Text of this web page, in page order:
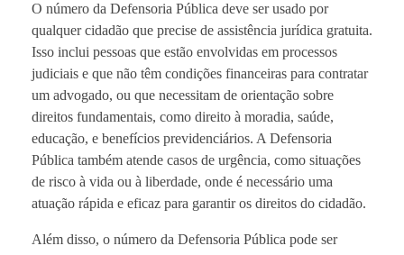
O número da Defensoria Pública deve ser usado por
qualquer cidadão que precise de assistência jurídica gratuita.
Isso inclui pessoas que estão envolvidas em processos
judiciais e que não têm condições financeiras para contratar
um advogado, ou que necessitam de orientação sobre
direitos fundamentais, como direito à moradia, saúde,
educação, e benefícios previdenciários. A Defensoria
Pública também atende casos de urgência, como situações
de risco à vida ou à liberdade, onde é necessário uma
atuação rápida e eficaz para garantir os direitos do cidadão.
Além disso, o número da Defensoria Pública pode ser